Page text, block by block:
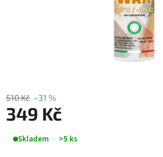
510 Kč –31 %
349 Kč
Měrná
cena:
Skladem >5 ks